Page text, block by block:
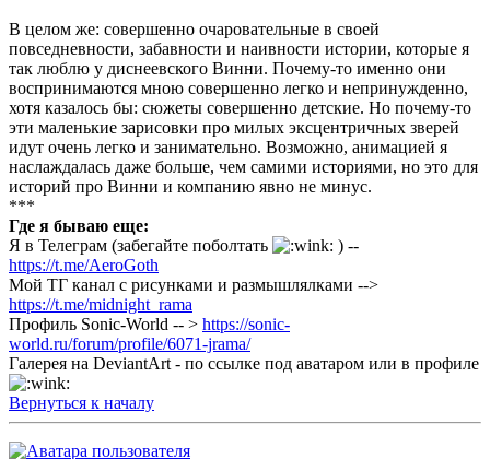
В целом же: совершенно очаровательные в своей
повседневности, забавности и наивности истории, которые я
так люблю у диснеевского Винни. Почему-то именно они
воспринимаются мною совершенно легко и непринужденно,
хотя казалось бы: сюжеты совершенно детские. Но почему-то
эти маленькие зарисовки про милых эксцентричных зверей
идут очень легко и занимательно. Возможно, анимацией я
наслаждалась даже больше, чем самими историями, но это для
историй про Винни и компанию явно не минус.
***
Где я бываю еще:
Я в Телеграм (забегайте поболтать
) --
https://t.me/AeroGoth
Мой ТГ канал с рисунками и размышлялками -->
https://t.me/midnight_rama
Профиль Sonic-World -- > https://sonic-
world.ru/forum/profile/6071-jrama/
Галерея на DeviantArt - по ссылке под аватаром или в профиле
Вернуться к началу